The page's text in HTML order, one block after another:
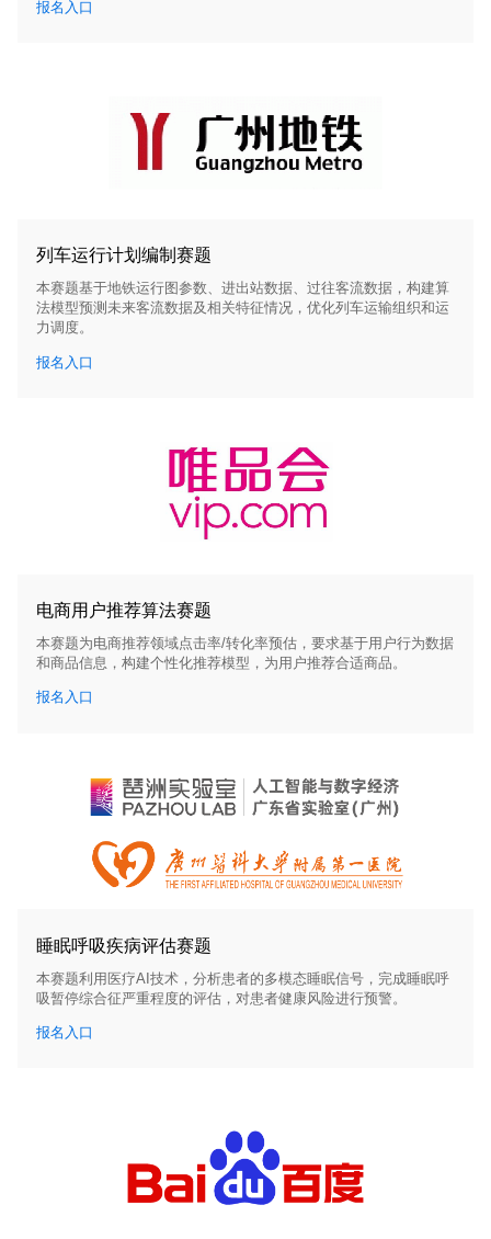
报名入口
列车运行计划编制赛题
本赛题基于地铁运行图参数、进出站数据、过往客流数据，构建算
法模型预测未来客流数据及相关特征情况，优化列车运输组织和运
力调度。
报名入口
电商用户推荐算法赛题
本赛题为电商推荐领域点击率/转化率预估，要求基于用户行为数据
和商品信息，构建个性化推荐模型，为用户推荐合适商品。
报名入口
睡眠呼吸疾病评估赛题
本赛题利用医疗AI技术，分析患者的多模态睡眠信号，完成睡眠呼
吸暂停综合征严重程度的评估，对患者健康风险进行预警。
报名入口